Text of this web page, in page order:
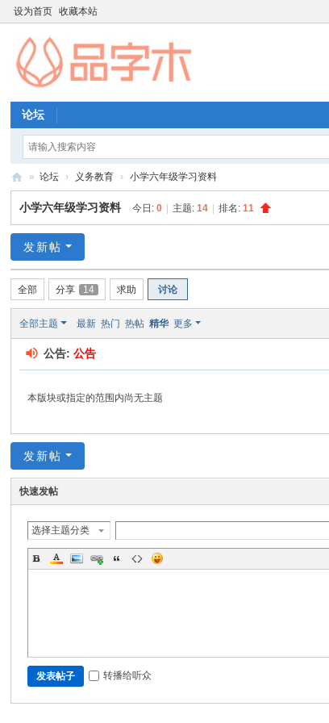
设为首页 收藏本站
论坛
字
教
育
资
源
» 论坛 › 义务教育 › 小学六年级学习资料
小学六年级学习资料 今日:0 主题:14 排名:11
发新帖
全部 分享 14 求助 讨论
全部主题 最新 热门 热帖 精华 更多
公告:公告
本版块或指定的范围内尚无主题
发新帖
快速发帖
选择主题分类
发表帖子 转播给听众